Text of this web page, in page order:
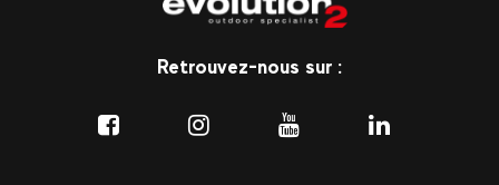
Retrouvez-nous sur :